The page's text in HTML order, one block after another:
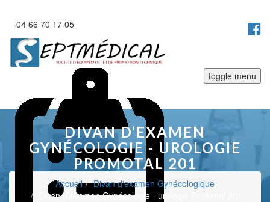
04 66 70 17 05
toggle menu
DIVAN D’EXAMEN
GYNÉCOLOGIE - UROLOGIE
PROMOTAL 201
Accueil
Divan d'examen Gynécologique
Divan d’examen Gynécologie - urologie Promotal 201